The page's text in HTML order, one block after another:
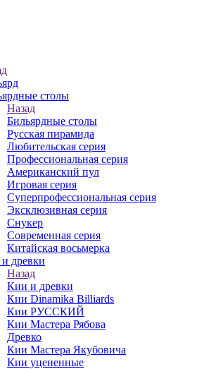
столы
Назад
Бильярдные столы
Русская пирамида
Любительская серия
Профессиональная серия
Американский пул
Игровая серия
Суперпрофессиональная серия
Эксклюзивная серия
Снукер
Современная серия
Китайская восьмерка
древки
Назад
Кии и древки
Кии Dinamika Billiards
Кии РУССКИЙ
Кии Мастера Рябова
Древко
Кии Мастера Якубовича
Кии уцененные